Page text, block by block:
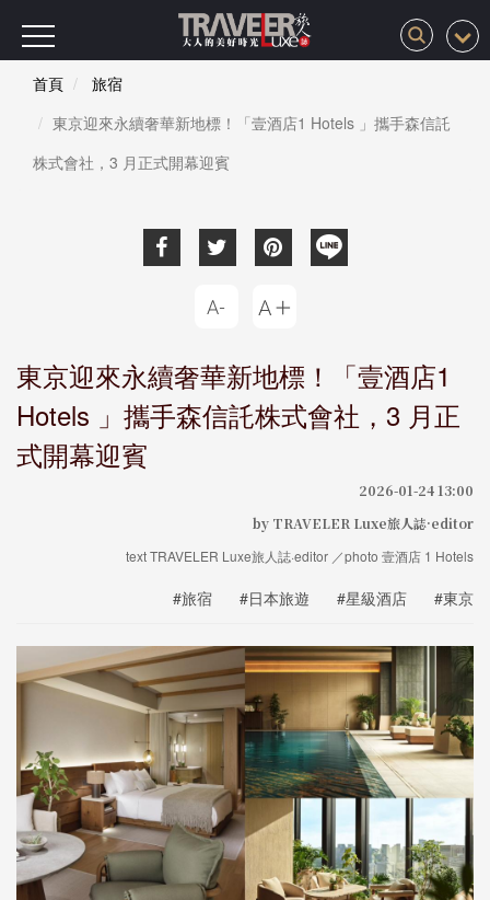
首頁
旅宿
東京迎來永續奢華新地標！「壹酒店1 Hotels 」攜手森信託
株式會社，3 月正式開幕迎賓
東京迎來永續奢華新地標！「壹酒店1
Hotels 」攜手森信託株式會社，3 月正
式開幕迎賓
2026-01-24 13:00
by TRAVELER Luxe旅人誌·editor
text TRAVELER Luxe旅人誌·editor ／photo 壹酒店 1 Hotels
#旅宿 #日本旅遊 #星級酒店 #東京